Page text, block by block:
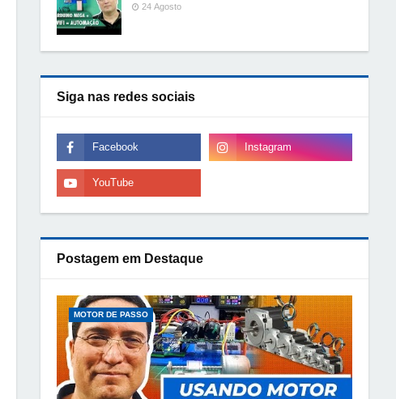
24 Agosto
Siga nas redes sociais
Postagem em Destaque
MOTOR DE PASSO